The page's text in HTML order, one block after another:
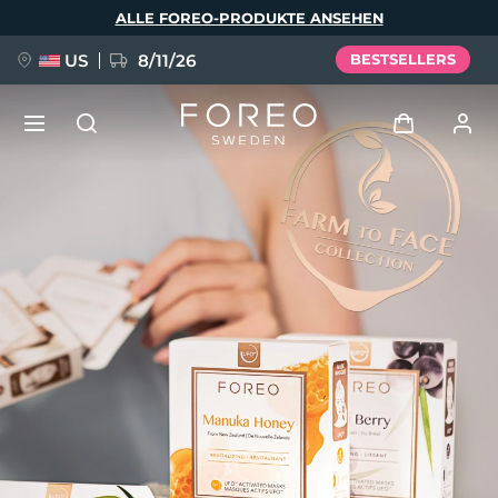
ALLE FOREO-PRODUKTE ANSEHEN
US 8/11/26 BESTSELLERS
Anmelden
Benutzerkonto
Meine Geräte
Meine Bestellungen
Meine Adressen
Meine Abonnements
FAQ™ Pure Beauty-Tech Elixir
BREAKING NEWS
issa™ Teeth Whitening Set
English Deutsch
Español
Français
Italiano
Português
Polski
Svenska
Русский
简体中文 繁體中文